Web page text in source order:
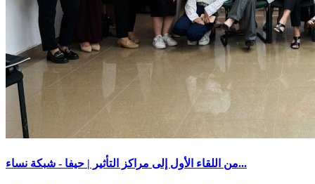
من اللقاء الأول إلى مراكز التأثير | حيفا - شبكة نساء...